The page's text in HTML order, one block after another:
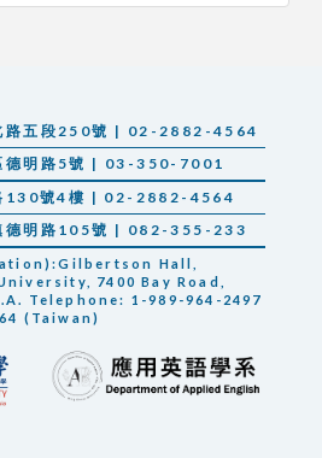
路五段250號 | 02-2882-4564
德明路5號 | 03-350-7001
130號4樓 | 02-2882-4564
德明路105號 | 082-355-233
Hall,
7400 Bay Road,
Telephone: 1-989-964-2497
(Taiwan)